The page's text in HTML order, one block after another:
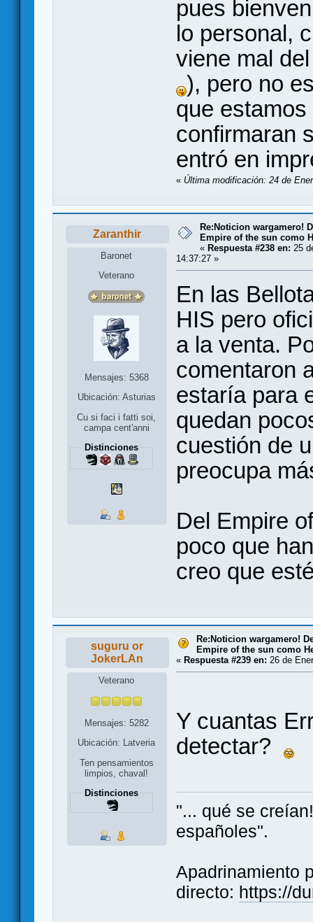
pues
lo personal,
viene mal
), pero no
que
confirmaran
entró en
« Última modificación: 24 de
Zaranthir
Baronet
Veterano
Mensajes: 5368
Ubicación: Asturias
Cu si faci i fatti soi,
campa cent'anni
Distinciones
Re:Noticion wargamero!
Empire of the sun como
« Respuesta #238 en: 25
14:37:27 »
En las
HIS pero
a la venta.
comentaron
estaría para
quedan
cuestión de
preocupa
Del Empire
poco que
creo que
suguru or
JokerLAn
Veterano
Mensajes: 5282
Ubicación: Latveria
Ten pensamientos
limpios, chaval!
Distinciones
Re:Noticion wargamero!
Empire of the sun como
« Respuesta #239 en: 26 de
Y cuantas
detectar?
"... qué se
españoles".
Apadrinamiento
directo: https://